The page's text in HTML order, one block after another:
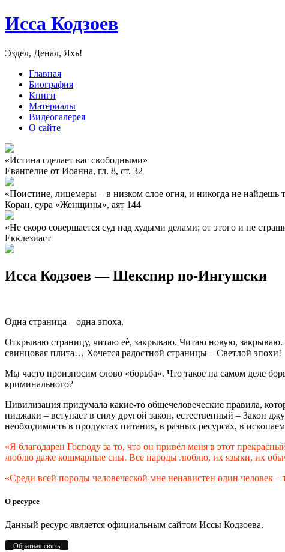
Исса Кодзоев
Эздел, Денал, Яхь!
Главная
Биография
Книги
Материалы
Видеогалерея
О сайте
«Истина сделает вас свободными»
Евангелие от Иоанна, гл. 8, ст. 32
«Поистине, лицемеры – в низком слое огня, и никогда не
Коран, сура «Женщины», аят 144
«Не скоро совершается суд над худыми делами; от этого и не
Екклезиаст
Исса Кодзоев — Шекспир по-Ингушски
Одна страница – одна эпоха.
Открываю страницу, читаю еѐ, закрываю. Читаю новую,
свинцовая плита… Хочется радостной страницы – Светлой эпохи!
Мы часто произносим слово «борьба». Что такое на самом деле
криминального?
Цивилизация придумала какие-то общечеловеческие правила,
пиджаки – вступает в силу другой закон, естественный – Закон
необходимость в продуктах питания, в разных ресурсах, в
«Я благодарен Господу за то, что он привёл меня в этот
люблю даже кошмарные сны. Все народы люблю, их языки, их
«Среди всей породы человеческой мне ненавистен один человек
О ресурсе
Данный ресурс является официальным сайтом Иссы Кодзоева.
Обратная связь